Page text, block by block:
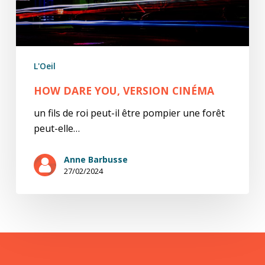
L'Oeil
HOW DARE YOU, VERSION CINÉMA
un fils de roi peut-il être pompier une forêt
peut-elle…
Anne Barbusse
27/02/2024